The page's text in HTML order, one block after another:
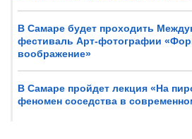
В Самаре будет проходить
фестиваль Арт-фотографии
воображение»
В Самаре пройдет лекция «На
феномен соседства в